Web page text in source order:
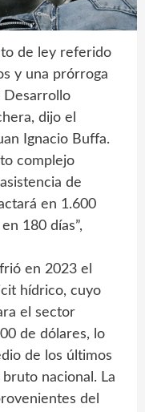
de ley referido
y una prórroga
Desarrollo
dijo el
Ignacio Buffa.
complejo
de
en 1.600
180 días”,
en 2023 el
hídrico, cuyo
el sector
de dólares, lo
de los últimos
nacional. La
del